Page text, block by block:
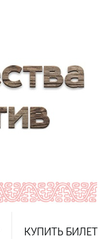
КУПИТЬ БИЛЕТ